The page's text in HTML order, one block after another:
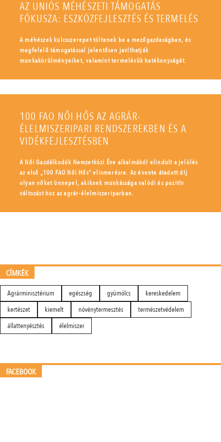
AZ UNIÓS MÉHÉSZETI TÁMOGATÁS
FÓKUSZA: ESZKÖZFEJLESZTÉS ÉS TERMELÉS
A méhészek kulcsszerepet töltenek be a mezőgazdaságban, és
megfelelő támogatással jelentősen javíthatják
munkakörülményeiket, valamint termelésük hatékonyságát.
100 FAO NŐI HŐS AZ AGRÁR-
ÉLELMISZERIPARI RENDSZEREKBEN ÉS A
VIDÉKFEJLESZTÉSBEN
A Női Gazdálkodók Nemzetközi Éve alkalmából elindult a jelölés
az első „100 FAO Női Hős” elismerésre. Az évente átadott díj
olyan nőket ünnepel, akiknek munkássága valódi és pozitív
változást hoz az agrár-élelmiszeriparban.
CÍMKÉK
Agrárminisztérium egészség gyümölcs
kereskedelem
kertészet
kiemelt növénytermesztés
természetvédelem
állattenyésztés
élelmiszer
FACEBOOK